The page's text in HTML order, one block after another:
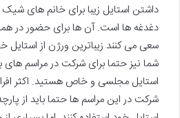
داشتن استایل زیبا برای خانم های
دغدغه ها است. آن ها برای حضور در
سعی می کنند زیباترین ورژن از استایل
شما نیز حتما برای شرکت در مراسم های
استایل مجلسی و خاص هستید. اکثر
شرکت در این مراسم ها حتما باید از